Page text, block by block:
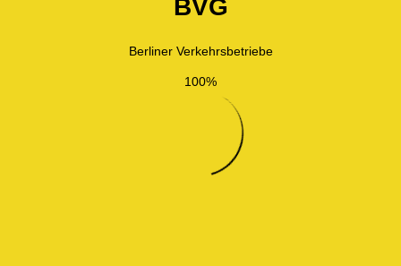
BVG
Berliner Verkehrsbetriebe
100%